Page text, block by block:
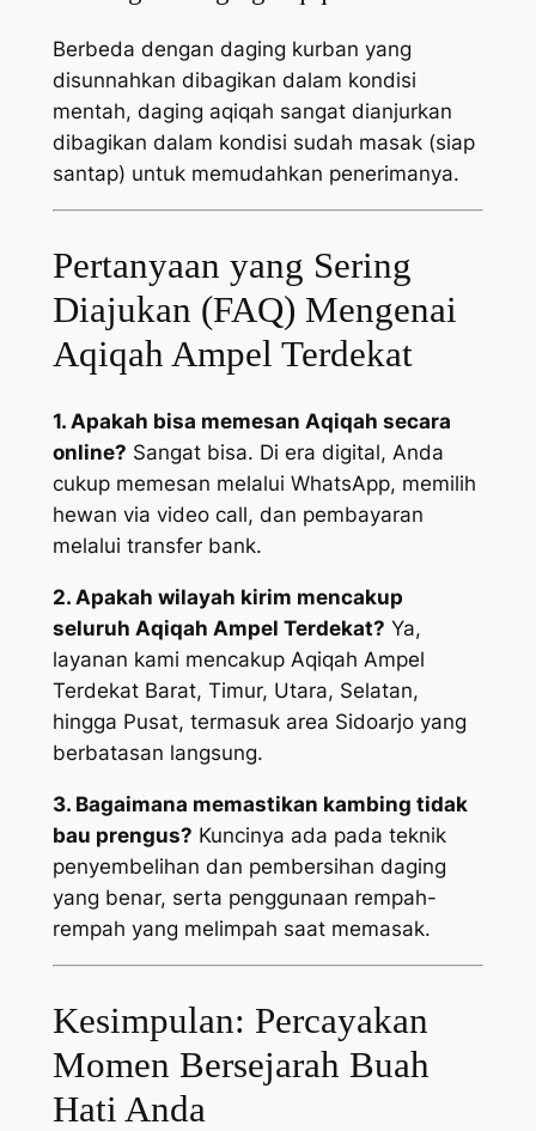
Berbeda dengan daging kurban yang
disunnahkan dibagikan dalam kondisi
mentah, daging aqiqah sangat dianjurkan
dibagikan dalam kondisi sudah masak (siap
santap) untuk memudahkan penerimanya.
Pertanyaan yang Sering
Diajukan (FAQ) Mengenai
Aqiqah Ampel Terdekat
1. Apakah bisa memesan Aqiqah secara
online? Sangat bisa. Di era digital, Anda
cukup memesan melalui WhatsApp, memilih
hewan via video call, dan pembayaran
melalui transfer bank.
2. Apakah wilayah kirim mencakup
seluruh Aqiqah Ampel Terdekat? Ya,
layanan kami mencakup Aqiqah Ampel
Terdekat Barat, Timur, Utara, Selatan,
hingga Pusat, termasuk area Sidoarjo yang
berbatasan langsung.
3. Bagaimana memastikan kambing tidak
bau prengus? Kuncinya ada pada teknik
penyembelihan dan pembersihan daging
yang benar, serta penggunaan rempah-
rempah yang melimpah saat memasak.
Kesimpulan: Percayakan
Momen Bersejarah Buah
Hati Anda